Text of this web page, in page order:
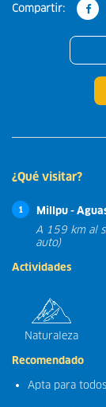
Compartir:
¿Qué visitar?
1
Millpu -
A 159 km al
auto)
Actividades
Naturaleza
Recomendado
Apta para todos